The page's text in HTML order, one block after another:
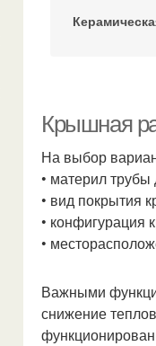
Крышная
На выбор
• материл
• вид покрытия
•
•
Важными
снижение